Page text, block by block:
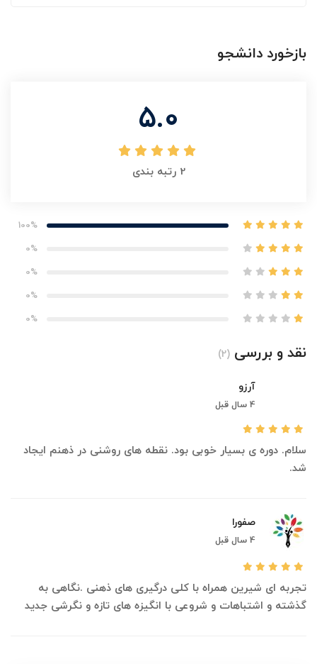
بازخورد دانشجو
5.0
2 رتبه بندی
100%
0%
0%
0%
0%
نقد و بررسی (2)
آرزو
4 سال قبل
سلام. دوره ی بسیار خوبی بود. نقطه های روشنی در ذهنم ایجاد
شد.
صفورا
4 سال قبل
تجربه ای شیرین همراه با کلی درگیری های ذهنی .نگاهی به
گذشته و اشتباهات و شروعی با انگیزه های تازه و نگرشی جدید